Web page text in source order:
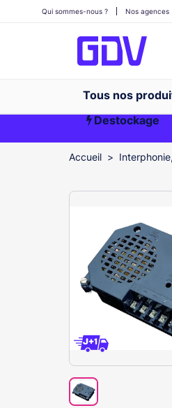
Qui sommes-nous ? Nos agences
Tous nos
Destockage
Accueil